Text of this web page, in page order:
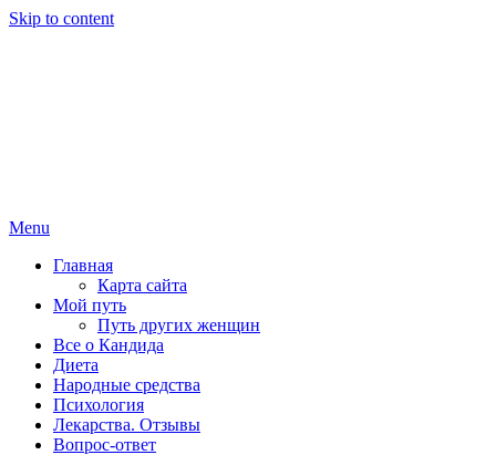
Skip to content
Menu
Главная
Карта сайта
Мой путь
Путь других женщин
Все о Кандида
Диета
Народные средства
Психология
Лекарства. Отзывы
Вопрос-ответ